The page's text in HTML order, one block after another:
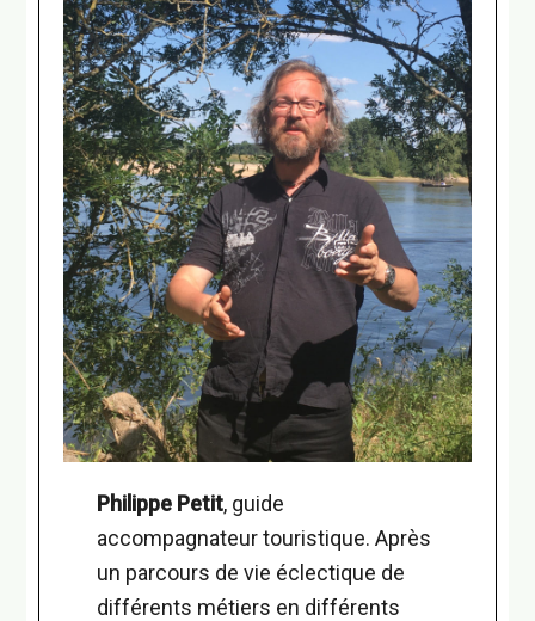
Philippe Petit, guide
accompagnateur touristique. Après
un parcours de vie éclectique de
différents métiers en différents